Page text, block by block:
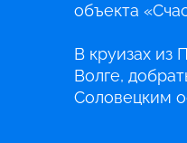
объекта
В круизах из
Волге,
Соловецким